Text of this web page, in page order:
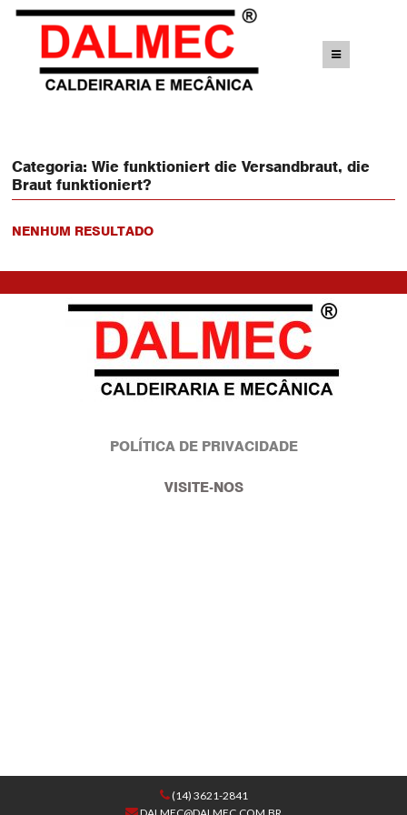
Categoria:Wie funktioniert die Versandbraut, die
Braut funktioniert?
NENHUM RESULTADO
POLÍTICA DE PRIVACIDADE
VISITE-NOS
(14) 3621-2841